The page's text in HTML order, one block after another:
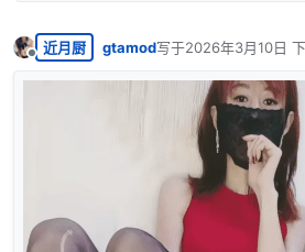
离线
近月厨 gtamod写于2026年3月10日
最后由 编辑